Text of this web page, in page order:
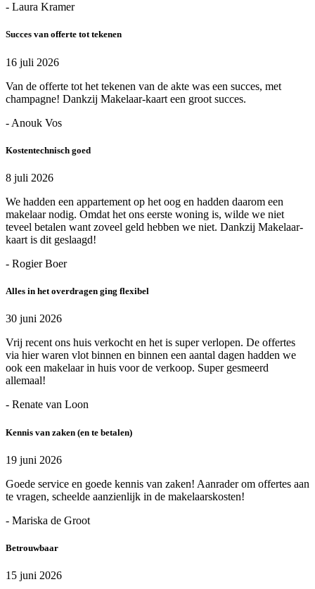
- Laura Kramer
Succes van offerte tot tekenen
16 juli 2026
Van de offerte tot het tekenen van de akte was een succes, met
champagne! Dankzij Makelaar-kaart een groot succes.
- Anouk Vos
Kostentechnisch goed
8 juli 2026
We hadden een appartement op het oog en hadden daarom een
makelaar nodig. Omdat het ons eerste woning is, wilde we niet
teveel betalen want zoveel geld hebben we niet. Dankzij Makelaar-
kaart is dit geslaagd!
- Rogier Boer
Alles in het overdragen ging flexibel
30 juni 2026
Vrij recent ons huis verkocht en het is super verlopen. De offertes
via hier waren vlot binnen en binnen een aantal dagen hadden we
ook een makelaar in huis voor de verkoop. Super gesmeerd
allemaal!
- Renate van Loon
Kennis van zaken (en te betalen)
19 juni 2026
Goede service en goede kennis van zaken! Aanrader om offertes aan
te vragen, scheelde aanzienlijk in de makelaarskosten!
- Mariska de Groot
Betrouwbaar
15 juni 2026